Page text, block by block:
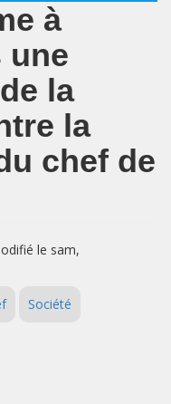
à
une
la
la
chef de
le sam,
Société